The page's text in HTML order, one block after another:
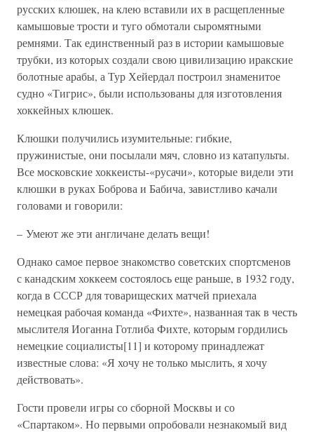
русских клюшек, на клею вставили их в расщепленные
камышовые трости и туго обмотали сыромятными
ремнями. Так единственный раз в истории камышовые
трубки, из которых создали свою цивилизацию иракские
болотные арабы, а Тур Хейердал построил знаменитое
судно «Тигрис», были использованы для изготовления
хоккейных клюшек.
Клюшки получились изумительные: гибкие,
пружинистые, они посылали мяч, словно из катапульты.
Все московские хоккеисты-«русачи», которые видели эти
клюшки в руках Боброва и Бабича, завистливо качали
головами и говорили:
– Умеют же эти англичане делать вещи!
Однако самое первое знакомство советских спортсменов
с канадским хоккеем состоялось еще раньше, в 1932 году,
когда в СССР для товарищеских матчей приехала
немецкая рабочая команда «Фихте», названная так в честь
мыслителя Иоганна Готлиба Фихте, которым гордились
немецкие социалисты[11] и которому принадлежат
известные слова: «Я хочу не только мыслить, я хочу
действовать».
Гости провели игры со сборной Москвы и со
«Спартаком». Но первыми опробовали незнакомый вид